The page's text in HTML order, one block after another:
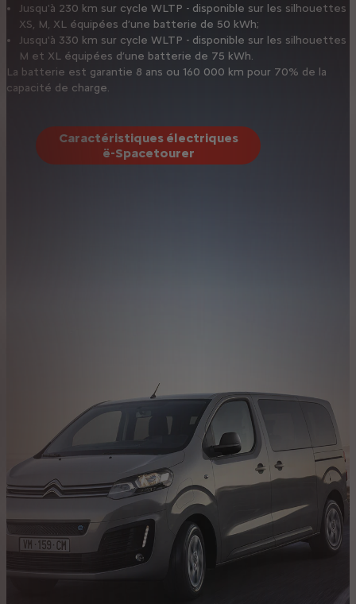
Jusqu'à 230 km sur cycle WLTP - disponible sur les silhouettes
XS, M, XL équipées d’une batterie de 50 kWh;
Jusqu'à 330 km sur cycle WLTP - disponible sur les silhouettes
M et XL équipées d’une batterie de 75 kWh.
La batterie est garantie 8 ans ou 160 000 km pour 70% de la
capacité de charge.
Caractéristiques électriques
ë-Spacetourer